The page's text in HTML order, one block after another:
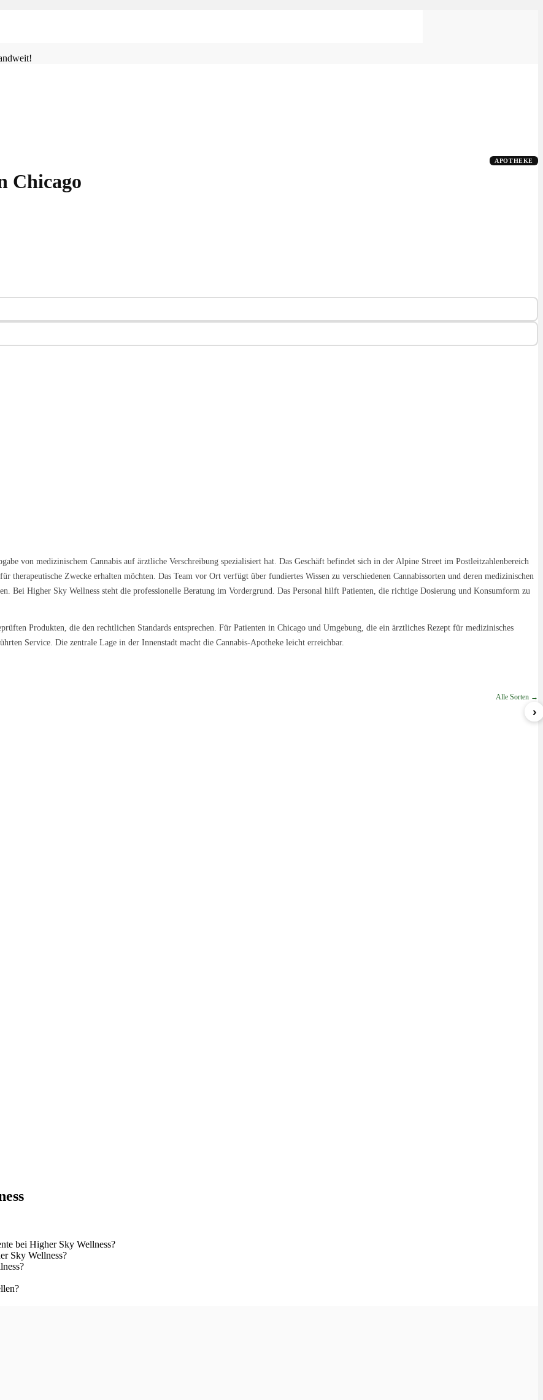
APOTHEKE
Chicago
von medizinischem Cannabis auf ärztliche Verschreibung spezialisiert hat. Das Geschäft befindet sich in der Alpine Street im Postleitzahlenbereich
Zwecke erhalten möchten. Das Team vor Ort verfügt über fundiertes Wissen zu verschiedenen Cannabissorten und deren medizinischen
Bei Higher Sky Wellness steht die professionelle Beratung im Vordergrund. Das Personal hilft Patienten, die richtige Dosierung und Konsumform zu
Produkten, die den rechtlichen Standards entsprechen. Für Patienten in Chicago und Umgebung, die ein ärztliches Rezept für medizinisches
Service. Die zentrale Lage in der Innenstadt macht die Cannabis-Apotheke leicht erreichbar.
Alle Sorten →
Lemon Cream Sherbert
›
bei Higher Sky Wellness?
Sky Wellness?